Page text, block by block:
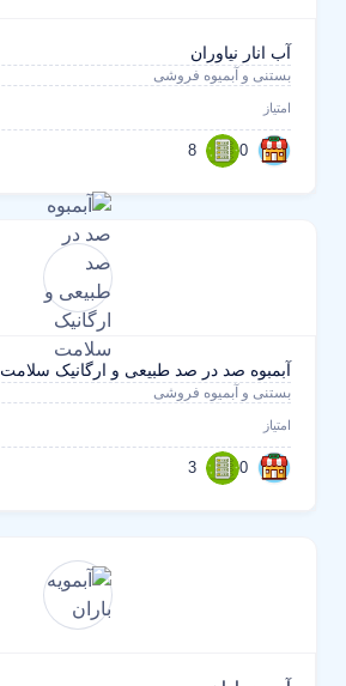
آب انار نیاوران
بستنی و آبمیوه فروشی
امتیاز
0
8
آبمبوه صد در صد طبیعی و ارگانیک سلامت
بستنی و آبمیوه فروشی
امتیاز
0
3